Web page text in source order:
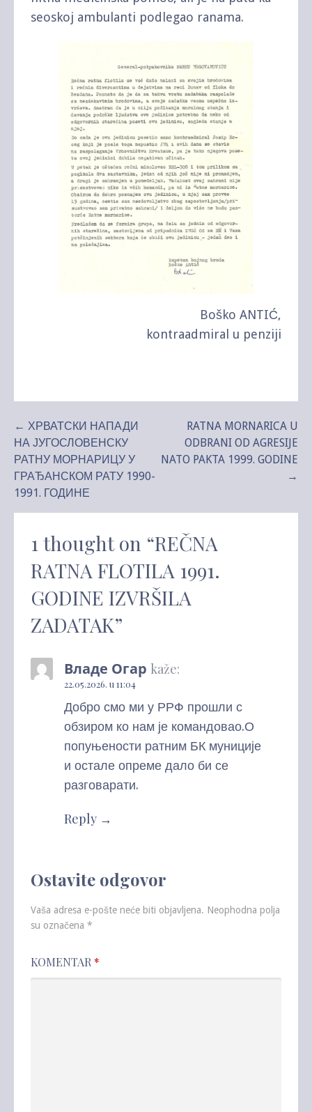
seoskoj ambulanti podlegao ranama.
Boško ANTIĆ,
kontraadmiral u penziji
Kretanje
članka
← ХРВАТСКИ НАПАДИ
НА ЈУГОСЛОВЕНСКУ
РАТНУ МОРНАРИЦУ У
ГРАЂАНСКОМ РАТУ 1990-
1991. ГОДИНЕ
RATNA MORNARICA U
ODBRANI OD AGRESIJE
NATO PAKTA 1999. GODINE
→
1 thought on “REČNA
RATNA FLOTILA 1991.
GODINE IZVRŠILA
ZADATAK”
Владе Огар kaže:
22.05.2026. u 11:04
Добро смо ми у РРФ прошли с
обзиром ко нам је командовао.О
попуњености ратним БК муниције
и остале опреме дало би се
разговарати.
Reply
Ostavite odgovor
Vaša adresa e-pošte neće biti objavljena. Neophodna polja
su označena *
KOMENTAR *